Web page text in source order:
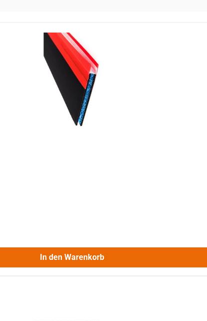
In den Warenkorb